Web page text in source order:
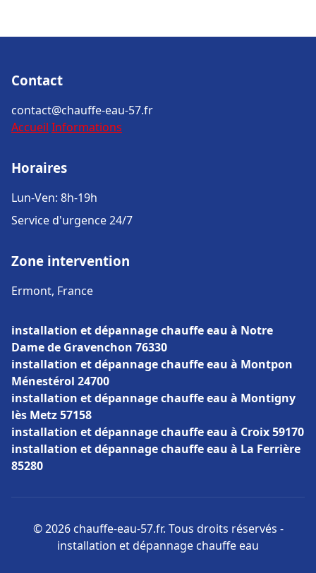
Contact
contact@chauffe-eau-57.fr
Accueil Informations
Horaires
Lun-Ven: 8h-19h
Service d'urgence 24/7
Zone intervention
Ermont, France
installation et dépannage chauffe eau à Notre
Dame de Gravenchon 76330
installation et dépannage chauffe eau à Montpon
Ménestérol 24700
installation et dépannage chauffe eau à Montigny
lès Metz 57158
installation et dépannage chauffe eau à Croix 59170
installation et dépannage chauffe eau à La Ferrière
85280
© 2026 chauffe-eau-57.fr. Tous droits réservés -
installation et dépannage chauffe eau